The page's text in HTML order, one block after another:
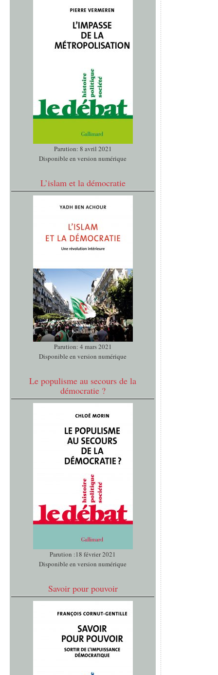
Parution: 8 avril 2021
Disponible en version numérique
L’islam et la démocratie
Parution: 4 mars 2021
Disponible en version numérique
Le populisme au secours de la
démocratie ?
Parution :18 février 2021
Disponible en version numérique
Savoir pour pouvoir